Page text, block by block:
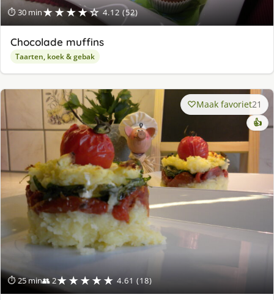
⏱ 30 min★★★★☆ 4.12 (52)
Chocolade muffins
Taarten, koek & gebak
⏱ 25 min👥 2★★★★★ 4.61 (18)
Maak favoriet21
👍